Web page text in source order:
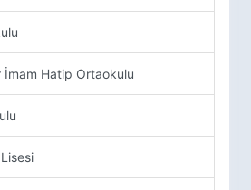
İmam Hatip Ortaokulu